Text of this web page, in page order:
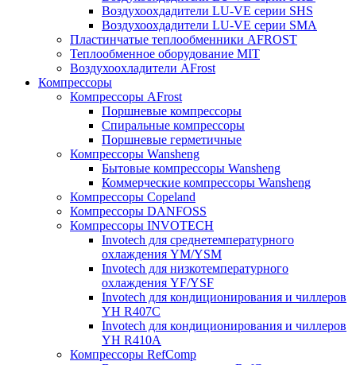
Воздухоохдадители LU-VE серии SHS
Воздухоохдадители LU-VE серии SMA
Пластинчатые теплообменники AFROST
Теплообменное оборудование MIT
Воздухоохладители AFrost
Компрессоры
Компрессоры AFrost
Поршневые компрессоры
Спиральные компрессоры
Поршневые герметичные
Компрессоры Wansheng
Бытовые компрессоры Wansheng
Коммерческие компрессоры Wansheng
Компрессоры Copeland
Компрессоры DANFOSS
Компрессоры INVOTECH
Invotech для среднетемпературного
охлаждения YM/YSM
Invotech для низкотемпературного
охлаждения YF/YSF
Invotech для кондиционирования и чиллеров
YH R407C
Invotech для кондиционирования и чиллеров
YH R410A
Компрессоры RefComp